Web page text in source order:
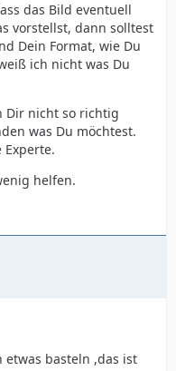
das Bild eventuell
vorstellst, dann solltest
Dein Format, wie Du
ich nicht was Du
Dir nicht so richtig
was Du möchtest.
helfen.
etwas basteln ,das ist